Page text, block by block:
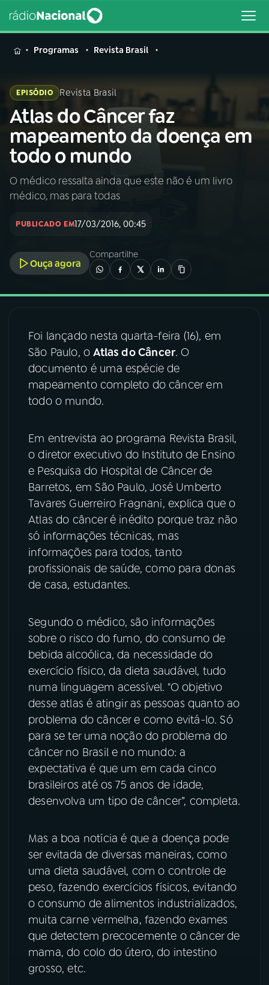
MENU
Buscar
na
Rádio
Nacional
Buscar
AO VIVO
INÍCIO
A RÁDIO
03PROGRAMAÇÃO
04 PROGRAMAS
PODCASTS
07ÚLTIMAS
FESTIVAL DE MÚSICA
ACOMPANHE A RÁDIO NACIONAL
YouTube
Instagram
TikTok
Programas Revista Brasil
EPISÓDIO Revista Brasil
Atlas do Câncer faz
mapeamento da doença em
todo o mundo
O médico ressalta ainda que este não é um livro
médico, mas para todas
PUBLICADO EM17/03/2016, 00:45
Ouça agora
Compartilhe
Foi lançado nesta quarta-feira (16), em
São Paulo, oAtlas do Câncer. O
documento é uma espécie de
mapeamento completo do câncer em
todo o mundo.
Em entrevista ao programa Revista Brasil,
o diretor executivo do Instituto de Ensino
e Pesquisa do Hospital de Câncer de
Barretos, em São Paulo, José Umberto
Tavares Guerreiro Fragnani, explica que o
Atlas do câncer é inédito porque traz não
só informações técnicas, mas
informações para todos, tanto
profissionais de saúde, como para donas
de casa, estudantes.
Segundo o médico, são informações
sobre o risco do fumo, do consumo de
bebida alcoólica, da necessidade do
exercício físico, da dieta saudável, tudo
numa linguagem acessível. "O objetivo
desse atlas é atingir as pessoas quanto ao
problema do câncer e como evitá-lo. Só
para se ter uma noção do problema do
câncer no Brasil e no mundo: a
expectativa é que um em cada cinco
brasileiros até os 75 anos de idade,
desenvolva um tipo de câncer”, completa.
Mas a boa notícia é que a doença pode
ser evitada de diversas maneiras, como
uma dieta saudável, com o controle de
peso, fazendo exercícios físicos, evitando
o consumo de alimentos industrializados,
muita carne vermelha, fazendo exames
que detectem precocemente o câncer de
mama, do colo do útero, do intestino
grosso, etc.